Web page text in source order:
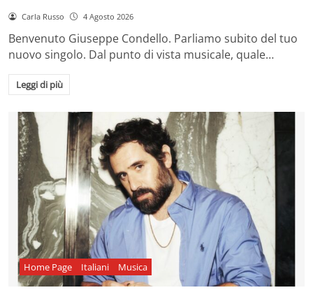
Carla Russo 4 Agosto 2026
Benvenuto Giuseppe Condello. Parliamo subito del tuo
nuovo singolo. Dal punto di vista musicale, quale…
Leggi di più
Home Page Italiani Musica